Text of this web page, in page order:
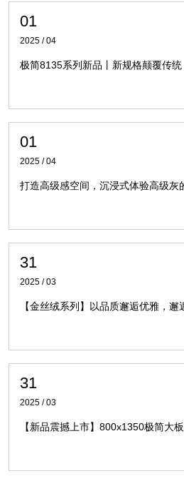
01
2025 / 04
极简8135系列新品丨新规格颠覆传
01
2025 / 04
打造高级感空间，沉浸式体验高级灰
31
2025 / 03
【金丝绒系列】以品质邂逅优雅，邂
31
2025 / 03
【新品震撼上市】800x1350极简大